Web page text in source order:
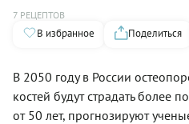
7 РЕЦЕПТОВ
В избранное Поделиться
В 2050 году в России
костей будут страдать более
от 50 лет, прогнозируют